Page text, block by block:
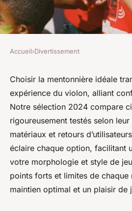
Top 5
violon : notre
essentiel
Nathan•17 février 2026•5 min de
Accueil›Divertissement
Choisir la mentonnière idéale
expérience du violon, alliant
Notre sélection 2024 compare
rigoureusement testés selon
matériaux et retours
éclaire chaque option, facilitant
votre morphologie et style de
points forts et limites de chaque
maintien optimal et un plaisir de